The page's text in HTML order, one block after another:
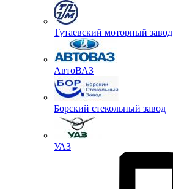
Тутаевский моторный завод
АвтоВАЗ
Борский стекольный завод
УАЗ